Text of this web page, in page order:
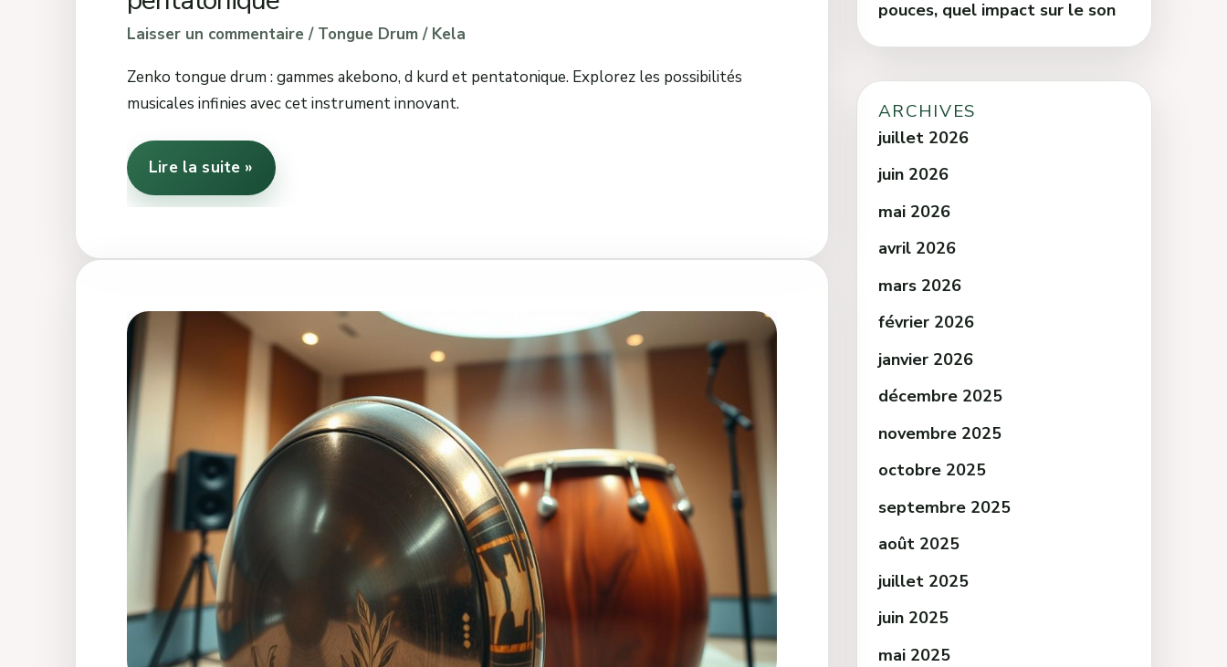
Laisser un commentaire / Tongue Drum/ Kela
Zenko tongue drum : gammes akebono, d kurd et pentatonique. Explorez les possibilités
musicales infinies avec cet instrument innovant.
Lire la suite »
drum
différence
avec
tongue
classique
pouces, quel impact sur le son
ARCHIVES
juillet 2026
juin 2026
mai 2026
avril 2026
mars 2026
février 2026
janvier 2026
décembre 2025
novembre 2025
octobre 2025
septembre 2025
août 2025
juillet 2025
juin 2025
mai 2025